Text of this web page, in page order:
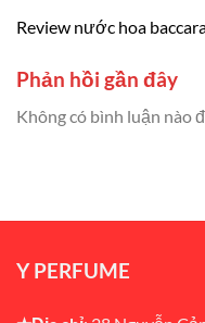
Review nước hoa
Phản hồi gần đây
Không có bình luận nào
Y PERFUME